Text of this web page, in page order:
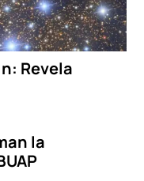
Revela
la